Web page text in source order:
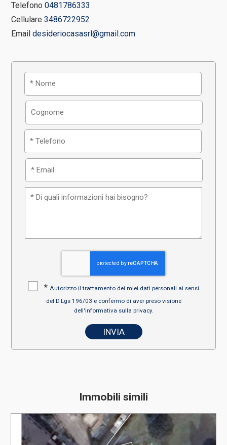
Telefono 0481786333
Cellulare 3486722952
Email desideriocasasrl@gmail.com
* Autorizzo il trattamento dei miei dati personali ai sensi
del D.Lgs 196/03 e confermo di aver preso visione
dell'informativa sulla privacy.
Immobili simili